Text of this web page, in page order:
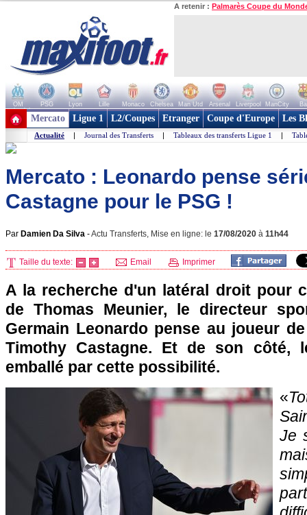
A retenir : Palmarès Coupe du
OM PSG Lyon Lille Monaco Chelsea Man Utd Arsenal Liverpool ManCity
+ de clubs
Mercato Ligue 1 L2/Coupes Etranger Coupe d'Europe Les
Actualité | Journal des Transferts | Tableaux des transferts Ligue 1 |
Mercato : Leonardo pense
Castagne pour le PSG !
Par Damien Da Silva -Actu Transferts, Mise en ligne: le 17/08/2020 à 11h44
Taille du texte: Email Imprimer
A la recherche d'un latéral droit pour
de Thomas Meunier, le directeur
Germain Leonardo pense au joueur
Timothy Castagne. Et de son côté,
emballé par cette possibilité.
«
Je